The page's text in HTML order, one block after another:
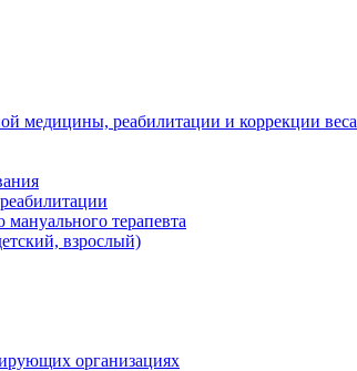
медицины, реабилитации и коррекции веса
терапевта
взрослый)
организациях